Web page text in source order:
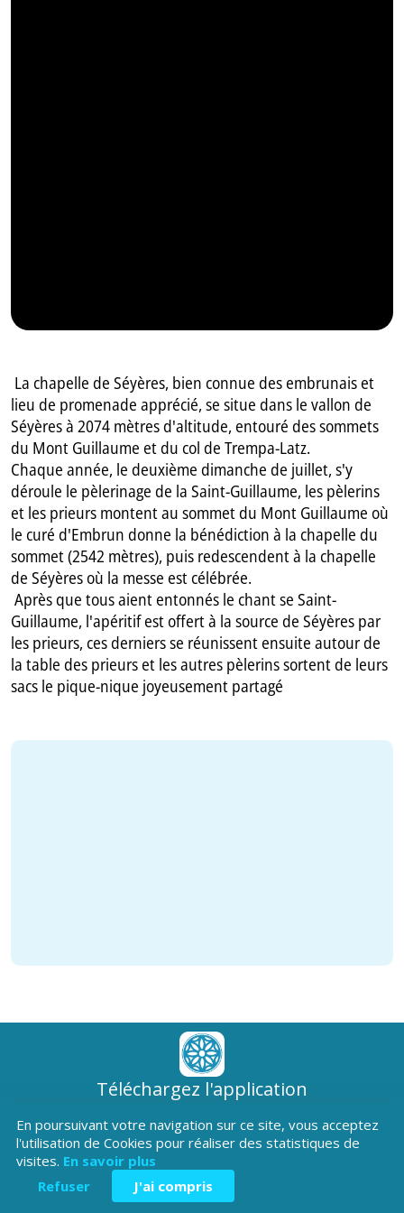
La chapelle de Séyères, bien connue des embrunais et
lieu de promenade apprécié, se situe dans le vallon de
Séyères à 2074 mètres d'altitude, entouré des sommets
du Mont Guillaume et du col de Trempa-Latz.
Chaque année, le deuxième dimanche de juillet, s'y
déroule le pèlerinage de la Saint-Guillaume, les pèlerins
et les prieurs montent au sommet du Mont Guillaume où
le curé d'Embrun donne la bénédiction à la chapelle du
sommet (2542 mètres), puis redescendent à la chapelle
de Séyères où la messe est célébrée.
Après que tous aient entonnés le chant se Saint-
Guillaume, l'apéritif est offert à la source de Séyères par
les prieurs, ces derniers se réunissent ensuite autour de
la table des prieurs et les autres pèlerins sortent de leurs
sacs le pique-nique joyeusement partagé
Téléchargez l'application
En poursuivant votre navigation sur ce site, vous acceptez
l'utilisation de Cookies pour réaliser des statistiques de
visites. En savoir plus
Refuser
J'ai compris